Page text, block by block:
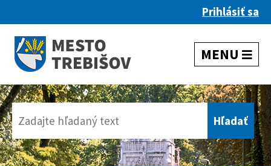
Prihlásiť sa